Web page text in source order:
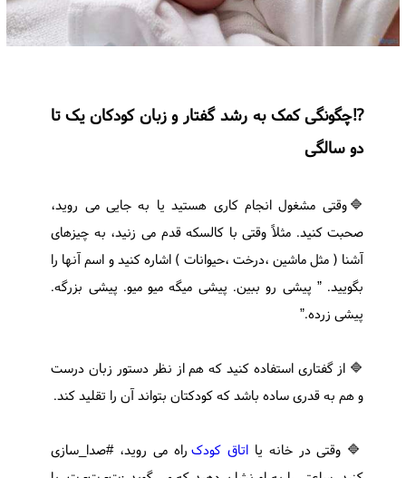
⁉️چگونگی کمک به رشد گفتار و زبان کودکان یک تا
دو سالگی
🔷وقتی مشغول انجام کاری هستید یا به جایی می روید،
صحبت کنید. مثلاً وقتی با کالسکه قدم می زنید، به چیزهای
آشنا ( مثل ماشین ،درخت ،حیوانات ) اشاره کنید و اسم آنها را
بگویید. ” پیشی رو ببین. پیشی میگه میو میو. پیشی بزرگه.
پیشی زرده.”
🔷 از گفتاری استفاده کنید که هم از نظر دستور زبان درست
و هم به قدری ساده باشد که کودکتان بتواند آن را تقلید کند.
🔷 وقتی در خانه یااتاق کودک راه می روید، #صدا_سازی